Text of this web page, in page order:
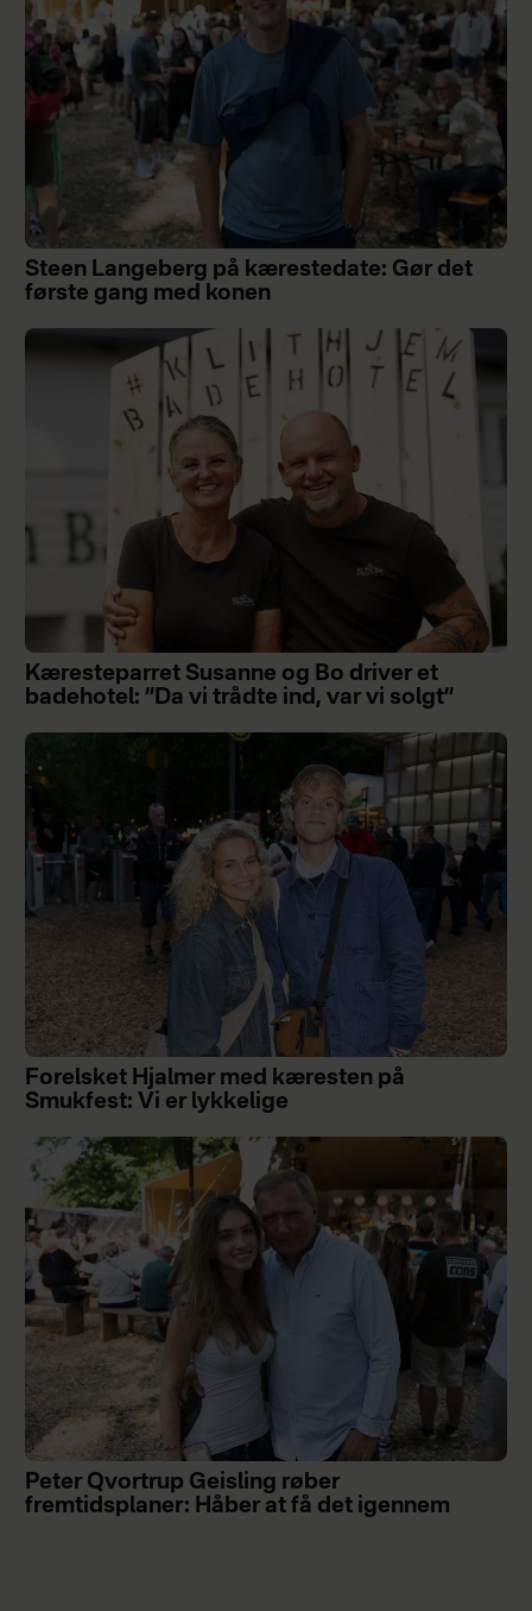
Steen Langeberg på kærestedate: Gør det
første gang med konen
Kæresteparret Susanne og Bo driver et
badehotel: ”Da vi trådte ind, var vi solgt”
Forelsket Hjalmer med kæresten på
Smukfest: Vi er lykkelige
Peter Qvortrup Geisling røber
fremtidsplaner: Håber at få det igennem